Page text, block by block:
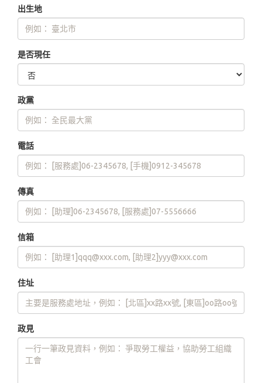
出生地
是否現任
政黨
電話
傳真
信箱
住址
政見